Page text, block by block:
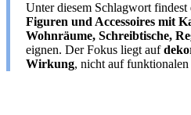
Unter diesem Schlagwort findest
Figuren und Accessoires mit
Wohnräume, Schreibtische,
eignen. Der Fokus liegt auf
Wirkung, nicht auf